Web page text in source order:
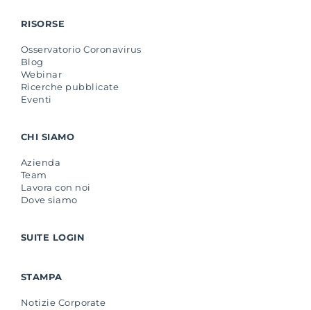
RISORSE
Osservatorio Coronavirus
Blog
Webinar
Ricerche pubblicate
Eventi
CHI SIAMO
Azienda
Team
Lavora con noi
Dove siamo
SUITE LOGIN
STAMPA
Notizie Corporate